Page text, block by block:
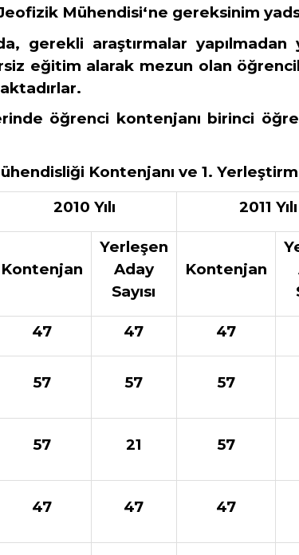
Mühendisi‘ne gereksinim
gerekli araştırmalar
eğitim alarak mezun olan
öğrenci kontenjanı birinci
Kontenjanı ve 1.
2010 Yılı 2011 Yılı
Kontenjan
Yerleşen
Aday
Sayısı
Kontenjan
47 47 47
57 57 57
57 21 57
47 47 47